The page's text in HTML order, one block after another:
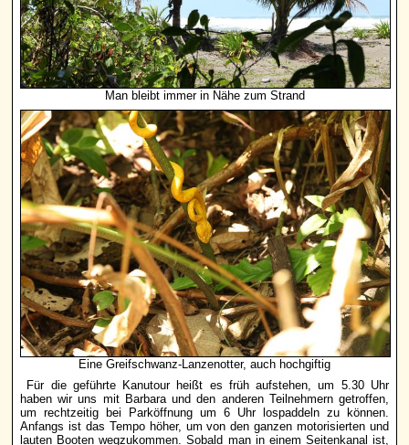
Man bleibt immer in Nähe zum Strand
Eine Greifschwanz-Lanzenotter, auch hochgiftig
Für die geführte Kanutour heißt es früh aufstehen, um 5.30 Uhr
haben wir uns mit Barbara und den anderen Teilnehmern getroffen,
um rechtzeitig bei Parköffnung um 6 Uhr lospaddeln zu können.
Anfangs ist das Tempo höher, um von den ganzen motorisierten und
lauten Booten wegzukommen. Sobald man in einem Seitenkanal ist,